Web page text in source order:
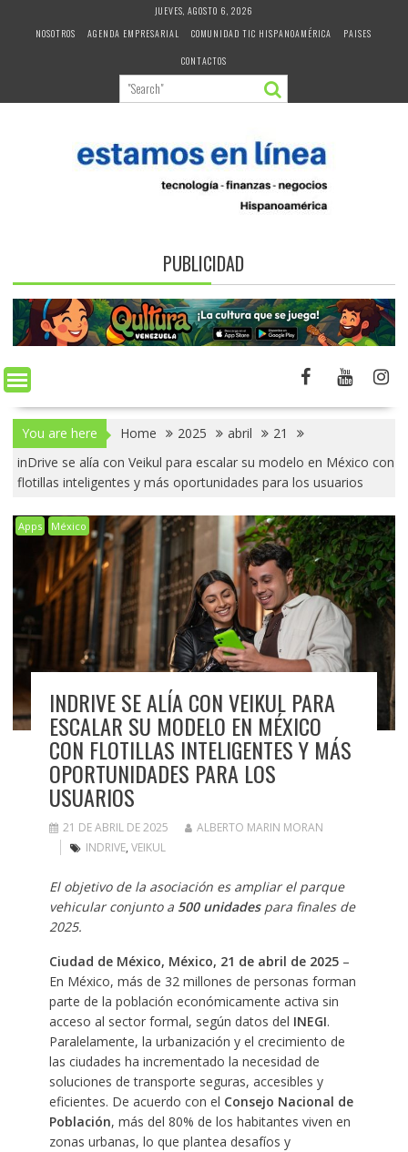
JUEVES, AGOSTO 6, 2026
NOSOTROS
AGENDA EMPRESARIAL COMUNIDAD TIC HISPANOAMÉRICA
PAISES
CONTACTOS
PUBLICIDAD
You are here Home 2025 abril
21
inDrive se alía con Veikul para escalar su modelo en México con
flotillas inteligentes y más oportunidades para los usuarios
Apps México
INDRIVE SE ALÍA CON VEIKUL PARA
ESCALAR SU MODELO EN MÉXICO
CON FLOTILLAS INTELIGENTES Y MÁS
OPORTUNIDADES PARA LOS
USUARIOS
21 DE ABRIL DE 2025
ALBERTO MARIN MORAN
INDRIVE, VEIKUL
El objetivo de la asociación es ampliar el parque
vehicular conjunto a 500 unidadespara finales de
2025.
Ciudad de México, México, 21 de abril de 2025–
En México, más de 32 millones de personas forman
parte de la población económicamente activa sin
acceso al sector formal, según datos del INEGI.
Paralelamente, la urbanización y el crecimiento de
las ciudades ha incrementado la necesidad de
soluciones de transporte seguras, accesibles y
eficientes. De acuerdo con el Consejo Nacional de
Población, más del 80% de los habitantes viven en
zonas urbanas, lo que plantea desafíos y